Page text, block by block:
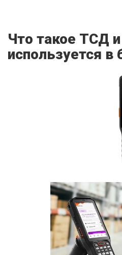
Что такое ТСД и
используется в